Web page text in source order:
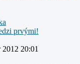
prvými!
2012 20:01